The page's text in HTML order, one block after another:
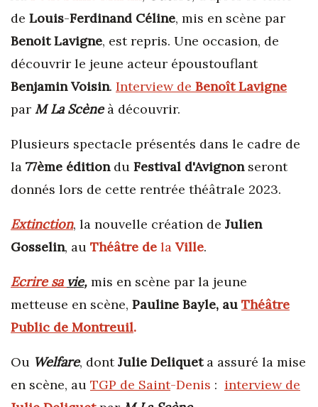
de Louis-Ferdinand Céline, mis en scène par
Benoit Lavigne, est repris. Une occasion, de
découvrir le jeune acteur époustouflant
Benjamin Voisin. Interview de Benoît Lavigne
par M La Scèneà découvrir.
Plusieurs spectacle présentés dans le cadre de
la 77ème éditiondu Festival d'Avignonseront
donnés lors de cette rentrée théâtrale 2023.
Extinction, la nouvelle création de Julien
Gosselin, au Théâtre de la Ville.
Ecrire sa vie, mis en scène par la jeune
metteuse en scène, Pauline Bayle, au Théâtre
Public de Montreuil.
Ou Welfare, dontJulie Deliqueta assuré la mise
en scène, au TGP de Saint-Denis : interview de